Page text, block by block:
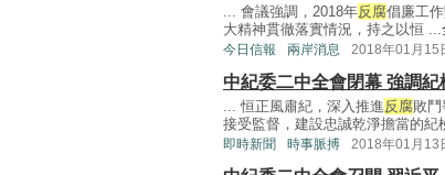
... 會議強調，2018年反腐倡廉工
大精神貫徹落實情況，持之以恒 ...
今日信報 兩岸消息 2018年01月15
中紀委二中全會閉幕 強調
... 恒正風肅紀，深入推進 反腐敗
接受監督，建設忠誠乾淨擔當的紀
即時新聞 時事脈搏 2018年01月13